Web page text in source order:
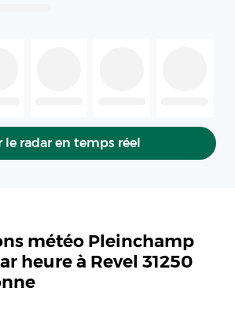
le radar en temps réel
météo Pleinchamp
heure à Revel 31250